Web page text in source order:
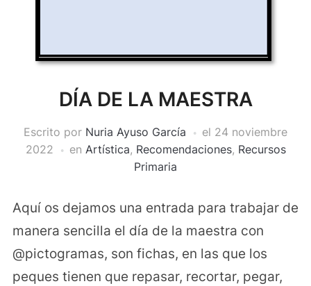
DÍA DE LA MAESTRA
Escrito por Nuria Ayuso García el 24 noviembre
2022
en Artística, Recomendaciones, Recursos
Primaria
Aquí os dejamos una entrada para trabajar de
manera sencilla el día de la maestra con
@pictogramas, son fichas, en las que los
peques tienen que repasar, recortar, pegar,